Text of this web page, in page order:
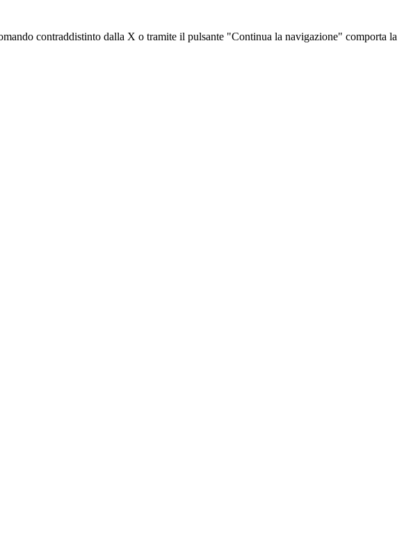
contraddistinto dalla X o tramite il pulsante "Continua la navigazione" comporta la